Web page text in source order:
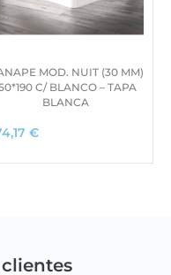
MOD. NUIT (30 MM)
C/ BLANCO – TAPA
BLANCA
€